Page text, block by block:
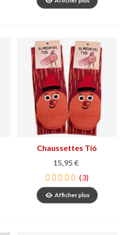
Chaussettes Tió
15,95 €
(3)
Afficher plus